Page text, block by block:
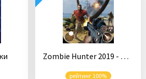
Zombie Hunter 2019 - The Last Battle
рейтинг 100%